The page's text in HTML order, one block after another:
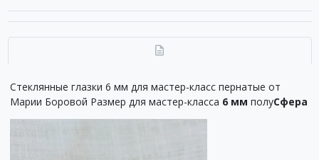
Стеклянные глазки 6 мм для мастер-класс пернатые от
Марии Боровой Размер для мастер-класса 6 мм полуСфера